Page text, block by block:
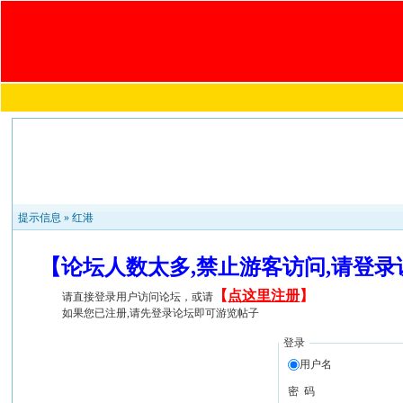
提示信息 »红港
【论坛人数太多,禁止游客访问,请登
请直接登录用户访问论坛，或请 【 点这里注册】
如果您已注册,请先登录论坛即可游览帖子
登录
用户名
密 码